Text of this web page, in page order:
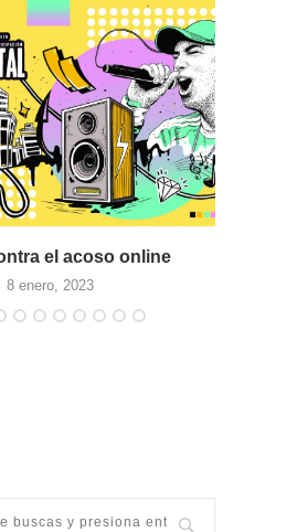
el acoso online
8 enero, 2023